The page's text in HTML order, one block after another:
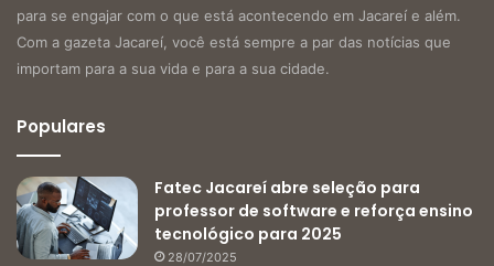
para se engajar com o que está acontecendo em Jacareí e além.
Com a gazeta Jacareí, você está sempre a par das notícias que
importam para a sua vida e para a sua cidade.
Populares
Fatec Jacareí abre seleção para
professor de software e reforça ensino
tecnológico para 2025
28/07/2025